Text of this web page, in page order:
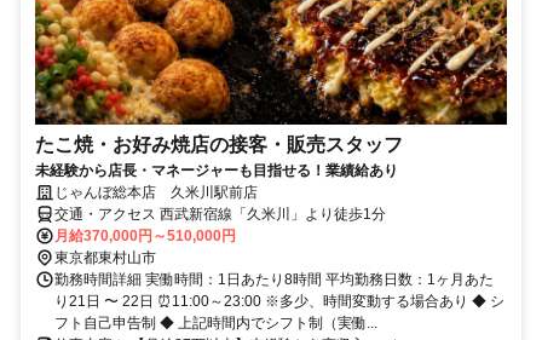
たこ焼・お好み焼店の接客・販売スタッフ
未経験から店長・マネージャーも目指せる！業績給あり
じゃんぼ総本店 久米川駅前店
交通・アクセス 西武新宿線「久米川」より徒歩1分
月給370,000円～510,000円
東京都東村山市
勤務時間詳細 実働時間：1日あたり8時間 平均勤務日数：1ヶ月あた
り21日 〜 22日 ⏰11:00～23:00 ※多少、時間変動する場合あり ◆ シ
フト自己申告制 ◆ 上記時間内でシフト制（実働...